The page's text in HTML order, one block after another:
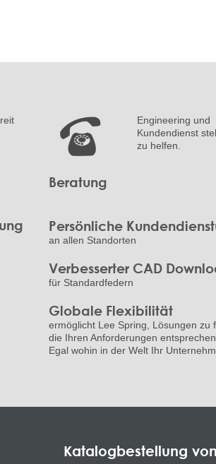
Beratung
Engineering und
Kundendienst
zu helfen.
Persönliche
an allen Standorten
Verbesserter CAD
für Standardfedern
Globale Flexibilität
ermöglicht Lee Spring, Lösungen zu
die Ihren Anforderungen
Egal wohin in der Welt Ihr
Katalogbestellung von